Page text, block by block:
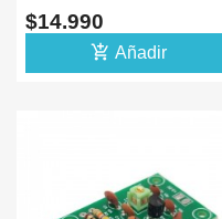
LMR195 ANTENA FM
50OHM
$14.990
add_shopping_cart Añadir